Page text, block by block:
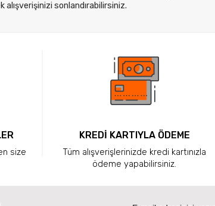
alışverişinizi sonlandırabilirsiniz.
size
KREDİ KARTIYLA ÖDEME
Tüm alışverişlerinizde kredi kartınızla
ödeme yapabilirsiniz.